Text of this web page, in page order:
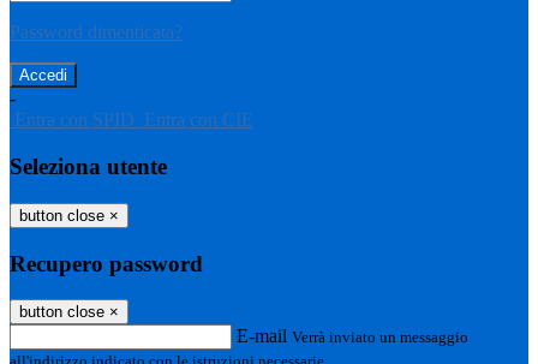
Password dimenticata?
-
Entra con SPID Entra con CIE
Seleziona utente
button close ×
Recupero password
button close ×
E-mail Verrà inviato un messaggio